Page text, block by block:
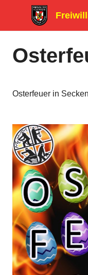
Osterfeuer in